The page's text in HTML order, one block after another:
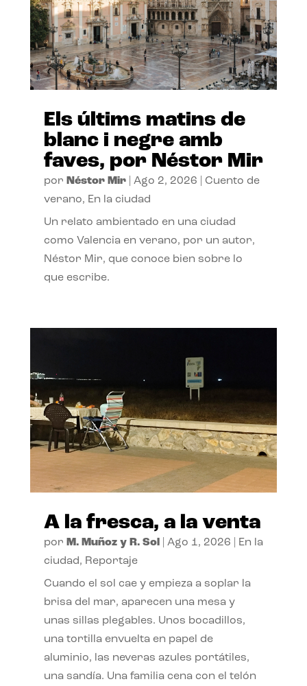
Els últims matins de
blanc i negre amb
faves, por Néstor Mir
por Néstor Mir| Ago 2, 2026
Cuento de
verano, En la ciudad
Un relato ambientado en una ciudad
como Valencia en verano, por un autor,
Néstor Mir, que conoce bien sobre lo
que escribe.
A la fresca, a la venta
por M. Muñoz y R. Sol| Ago 1, 2026
En la
ciudad, Reportaje
Cuando el sol cae y empieza a soplar la
brisa del mar, aparecen una mesa y
unas sillas plegables. Unos bocadillos,
una tortilla envuelta en papel de
aluminio, las neveras azules portátiles,
una sandía. Una familia cena con el telón